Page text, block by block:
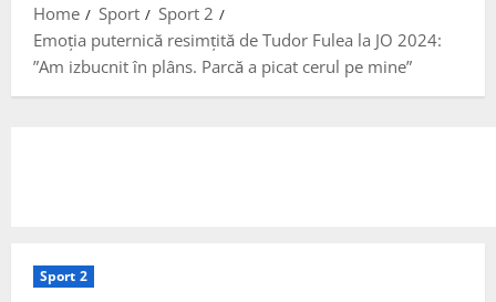
Home Sport
Sport 2
Emoția puternică resimțită de Tudor Fulea la JO 2024:
”Am izbucnit în plâns. Parcă a picat cerul pe mine”
Sport 2